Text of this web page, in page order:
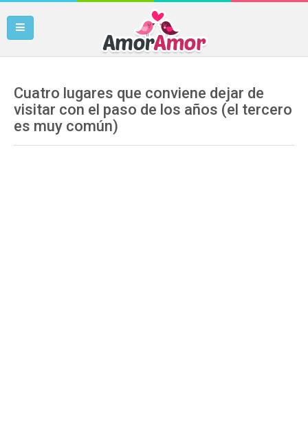
Cuatro lugares que conviene dejar de
visitar con el paso de los años (el tercero
es muy común)